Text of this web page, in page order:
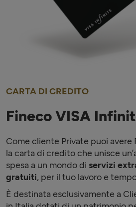
CARTA DI CREDITO
Fineco VISA
Come cliente Private puoi avere
la carta di credito che unisce
spesa a un mondo di servizi
gratuiti, per il tuo lavoro e
È destinata esclusivamente a